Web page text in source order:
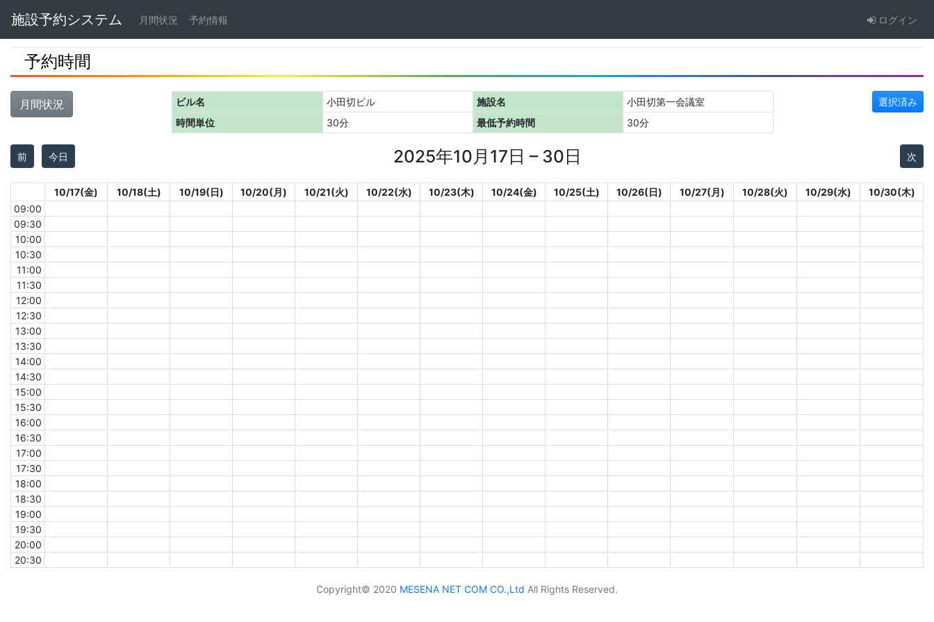
Navbar
施設予約システム 月間状況 予約情報 ログイン
予約時間
月間状況 ビル名 小田切ビル 施設名
小田切第一会議室
時間単位
30分 最低予約時間 30分
選択済み
前 今日 2025年10月17日 – 30日 次
10/17(金) 10/18(土) 10/19(日) 10/20(月) 10/21(火) 10/22(水) 10/23(木) 10/24(金) 10/25(土) 10/26(日) 10/27(月) 10/28(火) 10/29(水)
10/30(木)
09:00
09:30
10:00
10:30
11:00
11:30
12:00
12:30
13:00
13:30
14:00
14:30
15:00
15:30
16:00
16:30
17:00
17:30
18:00
18:30
19:00
19:30
20:00
20:30
Copyright© 2020 MESENA NET COM CO.,Ltd All Rights Reserved.